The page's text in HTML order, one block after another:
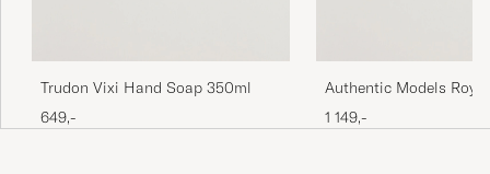
Trudon Vixi Hand Soap 350ml
649,-
Authentic Models
Balloon Blue
1 149,-